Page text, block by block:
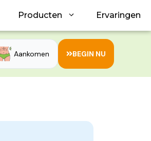
Producten Ervaringen
Aankomen BEGIN NU